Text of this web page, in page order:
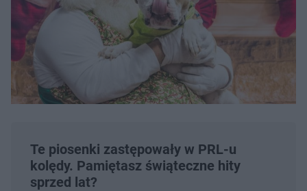
Te piosenki zastępowały w PRL-u
kolędy. Pamiętasz świąteczne hity
sprzed lat?